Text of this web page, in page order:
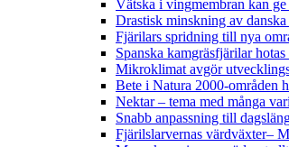
Vätska i vingmembran kan
Drastisk minskning av
Fjärilars spridning till nya
Spanska kamgräsfjärilar
Mikroklimat avgör
Bete i Natura 2000-områden
Nektar – tema med många
Snabb anpassning till
Fjärilslarvernas värdväxter–